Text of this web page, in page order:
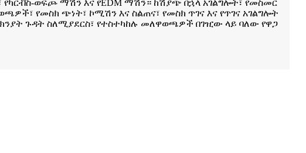
ወፍጮ ማሽን እና የEDM ማሽን። ከሽያጭ በኋላ አገልግሎት፣ የመስመር
የመስክ ጭነት፣ ኮሚሽን እና ስልጠና፣ የመስክ ጥገና እና የጥገና አገልግሎት
ጉዳት ስለሚያደርስ፣ የተስተካከሉ መለዋወጫዎች በገዢው ላይ ባለው የዋጋ